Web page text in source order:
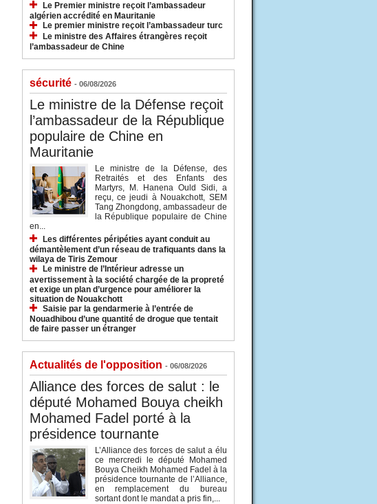
Le Premier ministre reçoit l’ambassadeur
algérien accrédité en Mauritanie
Le premier ministre reçoit l’ambassadeur turc
Le ministre des Affaires étrangères reçoit
l’ambassadeur de Chine
sécurité - 06/08/2026
Le ministre de la Défense reçoit
l’ambassadeur de la République
populaire de Chine en
Mauritanie
Le ministre de la Défense, des
Retraités et des Enfants des
Martyrs, M. Hanena Ould Sidi, a
reçu, ce jeudi à Nouakchott, SEM
Tang Zhongdong, ambassadeur de
la République populaire de Chine
en...
Les différentes péripéties ayant conduit au
démantèlement d’un réseau de trafiquants dans la
wilaya de Tiris Zemour
Le ministre de l’Intérieur adresse un
avertissement à la société chargée de la propreté
et exige un plan d’urgence pour améliorer la
situation de Nouakchott
Saisie par la gendarmerie à l’entrée de
Nouadhibou d’une quantité de drogue que tentait
de faire passer un étranger
Actualités de l'opposition - 06/08/2026
Alliance des forces de salut : le
député Mohamed Bouya cheikh
Mohamed Fadel porté à la
présidence tournante
L’Alliance des forces de salut a élu
ce mercredi le député Mohamed
Bouya Cheikh Mohamed Fadel à la
présidence tournante de l’Alliance,
en remplacement du bureau
sortant dont le mandat a pris fin,...